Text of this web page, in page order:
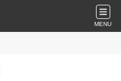
MENU